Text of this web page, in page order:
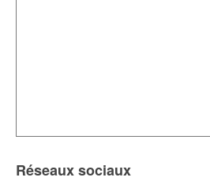
Réseaux sociaux